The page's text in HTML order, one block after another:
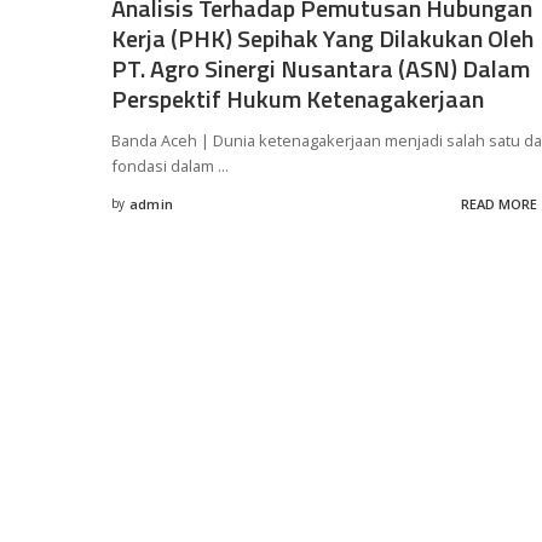
Analisis Terhadap Pemutusan Hubungan
Kerja (PHK) Sepihak Yang Dilakukan Oleh
PT. Agro Sinergi Nusantara (ASN) Dalam
Perspektif Hukum Ketenagakerjaan
Banda Aceh | Dunia ketenagakerjaan menjadi salah satu
fondasi dalam ...
by admin READ MORE